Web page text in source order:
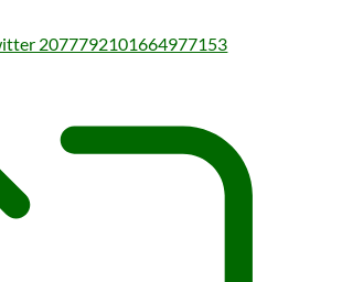
2077792101664977153